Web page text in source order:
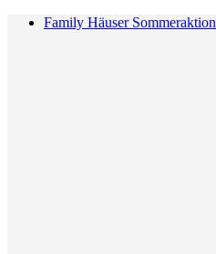
Family Häuser Sommeraktion